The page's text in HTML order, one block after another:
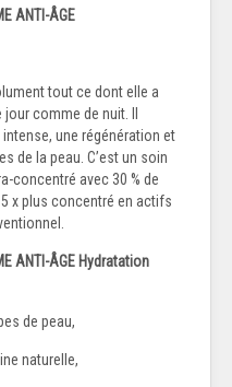
ANTI-ÂGE
tout ce dont elle a
comme de nuit. Il
une régénération et
de la peau. C’est un soin
concentré avec 30 % de
x plus concentré en actifs
ANTI-ÂGE Hydratation
de peau,
naturelle,